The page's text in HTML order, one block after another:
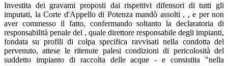
Investita dei gravami proposti dai rispettivi difensori di tutti gli
imputati, la Corte d'Appello di Potenza mandò assolti , , e per non
aver commesso il fatto, confermando soltanto la declaratoria di
responsabilità penale del , quale direttore responsabile degli impianti,
fondata su profili di colpa specifica ravvisati nella condotta del
pervenuto, attese le ritenute palesi condizioni di pericolosità del
suddetto impianto di raccolta delle acque - e consistita "nella